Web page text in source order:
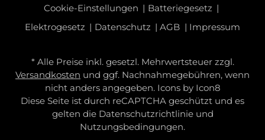
Cookie-Einstellungen
Batteriegesetz
Elektrogesetz
Datenschutz AGB Impressum
* Alle Preise inkl. gesetzl. Mehrwertsteuer zzgl.
Versandkosten und ggf. Nachnahmegebühren, wenn
nicht anders angegeben. Icons by Icon8
Diese Seite ist durch reCAPTCHA geschützt und es
gelten die Datenschutzrichtlinieund
Nutzungsbedingungen.